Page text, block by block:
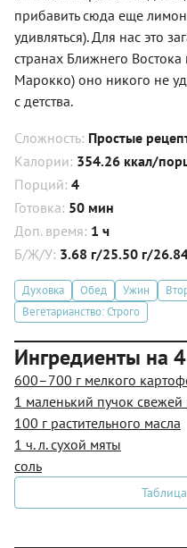
прибавить сюда еще
удивляться). Для нас это
странах Ближнего
Марокко) оно никого не
с детства.
Сложность: Простые
Калории: 354.26 ккал/
Порций: 4
Готовка: 50 мин
Доп. время: 1 ч
Б/Ж/У: 3.68 г/25.50 г/
Духовка Обед Ужин
Вегетарианство: Строго
Ингредиенты на
600–700 г мелкого
1 маленький пучок свежей
100 г растительного масла
1 ч. л. сухой мяты
соль